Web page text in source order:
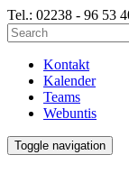
Tel.: 02238 - 96 53
Kontakt
Kalender
Teams
Webuntis
Toggle navigation